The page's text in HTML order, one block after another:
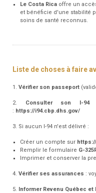
Le Costa Rica offre un
et bénéficie d'une stabilité
soins de santé reconnus.
Liste de choses à faire
1. Vérifier son passeport
2. Consulter son I-94
: https://i94.cbp.dhs.gov/
3. Si aucun I-94 n'est délivré :
Créer un compte sur
Remplir le formulaire G-
Imprimer et conserver la
4. Vérifier ses assurances :
5. Informer Revenu Québec et